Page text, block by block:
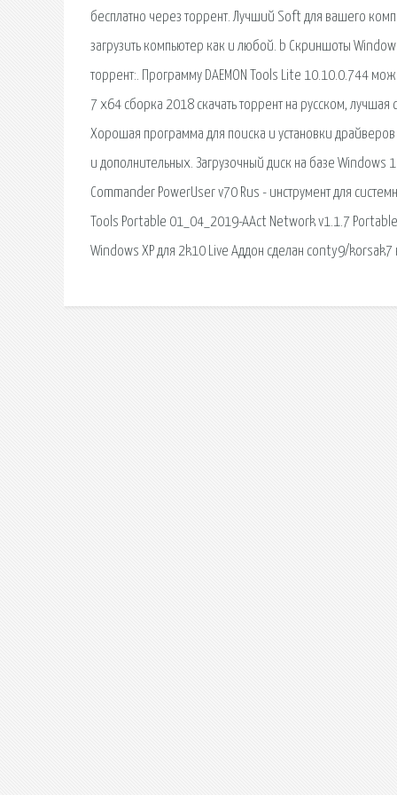
бесплатно через торрент. Лучший Soft для вашего
загрузить компьютер как и любой. b Скриншоты
торрент:. Программу DAEMON Tools Lite 10.10.0.744
7 x64 сборка 2018 скачать торрент на русском,
Хорошая программа для поиска и установки
и дополнительных. Загрузочный диск на базе Windows
Commander PowerUser v70 Rus - инструмент для
Tools Portable 01_04_2019-AAct Network v1.1.7
Windows XP для 2k10 Live Аддон сделан conty9/korsak7